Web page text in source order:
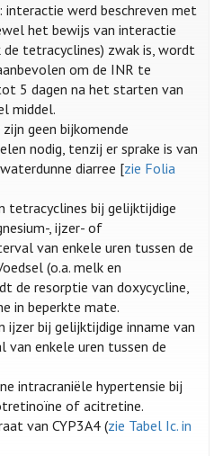
werd beschreven met
het bewijs van interactie
tetracyclines) zwak is, wordt
om de INR te
5 dagen na het starten van
middel.
geen bijkomende
nodig, tenzij er sprake is van
diarree [zie Folia
tetracyclines bij gelijktijdige
, ijzer- of
van enkele uren tussen de
(o.a. melk en
de resorptie van doxycycline,
in beperkte mate.
ijzer bij gelijktijdige inname van
enkele uren tussen de
intracraniële hypertensie bij
of acitretine.
van CYP3A4 (zie Tabel Ic. in